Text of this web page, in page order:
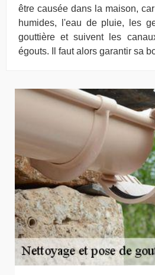
être causée dans la maison,
humides, l'eau de pluie, les
gouttière et suivent les
égouts. Il faut alors garantir sa